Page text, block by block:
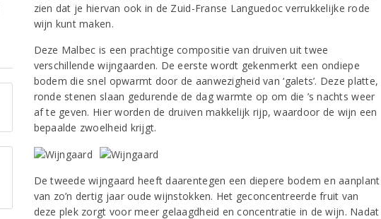
zien dat je hiervan ook in de Zuid-Franse Languedoc verrukkelijke rode
wijn kunt maken.
Deze Malbec is een prachtige compositie van druiven uit twee
verschillende wijngaarden. De eerste wordt gekenmerkt een ondiepe
bodem die snel opwarmt door de aanwezigheid van ‘galets’. Deze platte,
ronde stenen slaan gedurende de dag warmte op om die ’s nachts weer
af te geven. Hier worden de druiven makkelijk rijp, waardoor de wijn een
bepaalde zwoelheid krijgt.
De tweede wijngaard heeft daarentegen een diepere bodem en aanplant
van zo’n dertig jaar oude wijnstokken. Het geconcentreerde fruit van
deze plek zorgt voor meer gelaagdheid en concentratie in de wijn. Nadat